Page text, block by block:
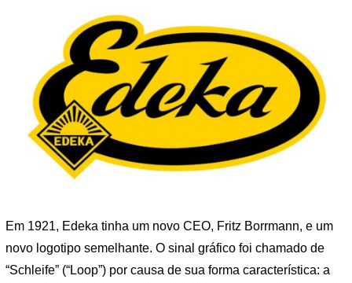
Em 1921, Edeka tinha um novo CEO, Fritz Borrmann, e um
novo logotipo semelhante. O sinal gráfico foi chamado de
“Schleife” (“Loop”) por causa de sua forma característica: a